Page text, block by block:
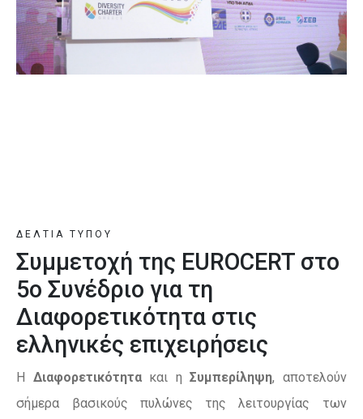
ΔΕΛΤΙΑ ΤΥΠΟΥ
Συμμετοχή της EUROCERT στο
5ο Συνέδριο για τη
Διαφορετικότητα στις
ελληνικές επιχειρήσεις
Η Διαφορετικότητα και ηΣυμπερίληψη, αποτελούν
σήμερα βασικούς πυλώνες της λειτουργίας των